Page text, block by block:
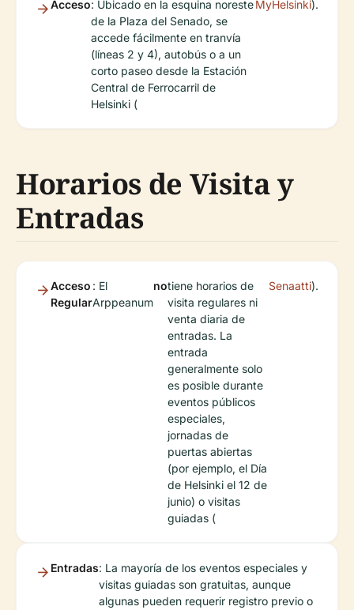
Acceso: Ubicado en la esquina noreste
de la Plaza del Senado, se
accede fácilmente en tranvía
(líneas 2 y 4), autobús o a un
corto paseo desde la Estación
Central de Ferrocarril de
Helsinki (
MyHelsinki).
Horarios de Visita y
Entradas
Acceso
Regular
: El
Arppeanum
notiene horarios de
visita regulares ni
venta diaria de
entradas. La
entrada
generalmente solo
es posible durante
eventos públicos
especiales,
jornadas de
puertas abiertas
(por ejemplo, el Día
de Helsinki el 12 de
junio) o visitas
guiadas (
Senaatti).
Entradas: La mayoría de los eventos especiales y
visitas guiadas son gratuitas, aunque
algunas pueden requerir registro previo o